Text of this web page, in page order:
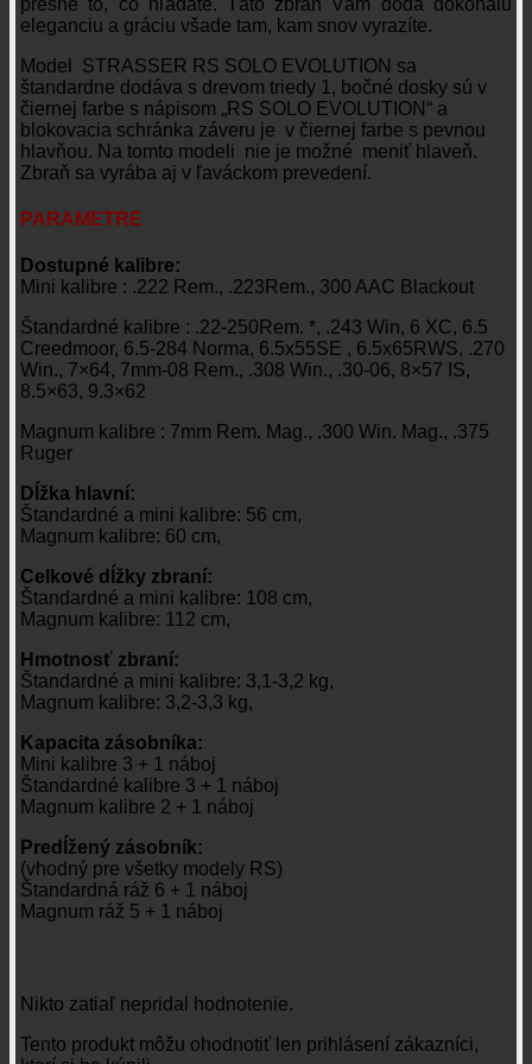
eleganciu a gráciu všade tam, kam snov vyrazíte.
Model STRASSER RS SOLO EVOLUTION sa
štandardne dodáva s drevom triedy 1, bočné dosky sú v
čiernej farbe s nápisom „RS SOLO EVOLUTION“ a
blokovacia schránka záveru je v čiernej farbe s pevnou
hlavňou. Na tomto modeli nie je možné meniť hlaveň.
Zbraň sa vyrába aj v ľaváckom prevedení.
PARAMETRE
Dostupné kalibre:
Mini kalibre : .222 Rem., .223Rem., 300 AAC Blackout
Štandardné kalibre : .22-250Rem. *, .243 Win, 6 XC, 6.5
Creedmoor, 6.5-284 Norma, 6.5x55SE , 6.5x65RWS, .270
Win., 7×64, 7mm-08 Rem., .308 Win., .30-06, 8×57 IS,
8.5×63, 9.3×62
Magnum kalibre : 7mm Rem. Mag., .300 Win. Mag., .375
Ruger
Dĺžka hlavní:
Štandardné a mini kalibre: 56 cm,
Magnum kalibre: 60 cm,
Celkové dĺžky zbraní:
Štandardné a mini kalibre: 108 cm,
Magnum kalibre: 112 cm,
Hmotnosť zbraní:
Štandardné a mini kalibre: 3,1-3,2 kg,
Magnum kalibre: 3,2-3,3 kg,
Kapacita zásobníka:
Mini kalibre 3 + 1 náboj
Štandardné kalibre 3 + 1 náboj
Magnum kalibre 2 + 1 náboj
Predĺžený zásobník:
(vhodný pre všetky modely RS)
Štandardná ráž 6 + 1 náboj
Magnum ráž 5 + 1 náboj
Nikto zatiaľ nepridal hodnotenie.
Tento produkt môžu ohodnotiť len prihlásení zákazníci,